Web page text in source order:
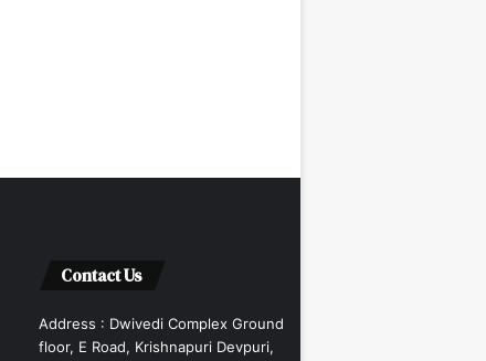
Contact Us
Address : Dwivedi Complex Ground
floor, E Road, Krishnapuri Devpuri,